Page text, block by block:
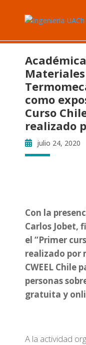
Materiales
como
Curso
realizado
julio 24, 2020
Con la
Carlos Jobet,
el “Primer
realizado por
CWEEL Chile
personas
gratuita y
A la actividad